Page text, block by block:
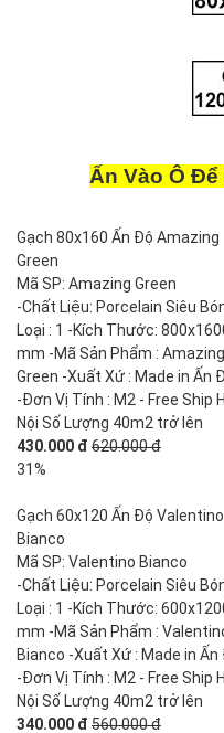
Ấn Vào Ô
Gạch 80x160 Ấn Độ Amazing
Green
Mã SP: Amazing Green
-Chất Liệu: Porcelain Siêu
Loại : 1 -Kích Thước:
mm -Mã Sản Phẩm : Amazing
Green -Xuất Xứ : Made in Ấn
-Đơn Vị Tính : M2 - Free Ship
Nội Số Lượng 40m2 trở lên
430.000 đ 620.000 đ
31%
Gạch 60x120 Ấn Độ Valentino
Bianco
Mã SP: Valentino Bianco
-Chất Liệu: Porcelain Siêu
Loại : 1 -Kích Thước:
mm -Mã Sản Phẩm :
Bianco -Xuất Xứ : Made in Ấn
-Đơn Vị Tính : M2 - Free Ship
Nội Số Lượng 40m2 trở lên
340.000 đ 560.000 đ